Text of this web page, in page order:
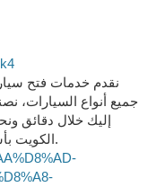
نقدم خدمات فتح
جميع أنواع السيارات،
إليك خلال دقائق
الكويت بأسعار مميزة. اتصل بنا الآن وارتاح من القلق.